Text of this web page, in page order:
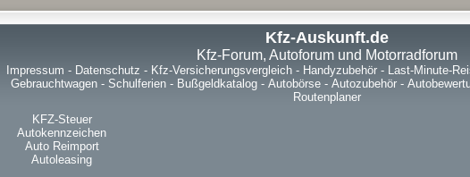
Kfz-Auskunft.de
Kfz-Forum, Autoforum und Motorradforum
Impressum - Datenschutz - Kfz-Versicherungsvergleich- Handyzubehör- Last-Minute-
Gebrauchtwagen - Schulferien - Bußgeldkatalog - Autobörse - Autozubehör -
Routenplaner
KFZ-Steuer
Autokennzeichen
Auto Reimport
Autoleasing